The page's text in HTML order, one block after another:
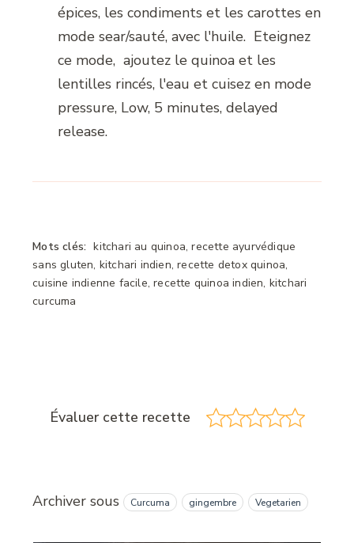
épices, les condiments et les carottes en
mode sear/sauté, avec l'huile. Eteignez
ce mode, ajoutez le quinoa et les
lentilles rincés, l'eau et cuisez en mode
pressure, Low, 5 minutes, delayed
release.
Mots clés: kitchari au quinoa, recette ayurvédique
sans gluten, kitchari indien, recette detox quinoa,
cuisine indienne facile, recette quinoa indien, kitchari
curcuma
Évaluer cette recette
Archiver sous Curcuma gingembre Vegetarien